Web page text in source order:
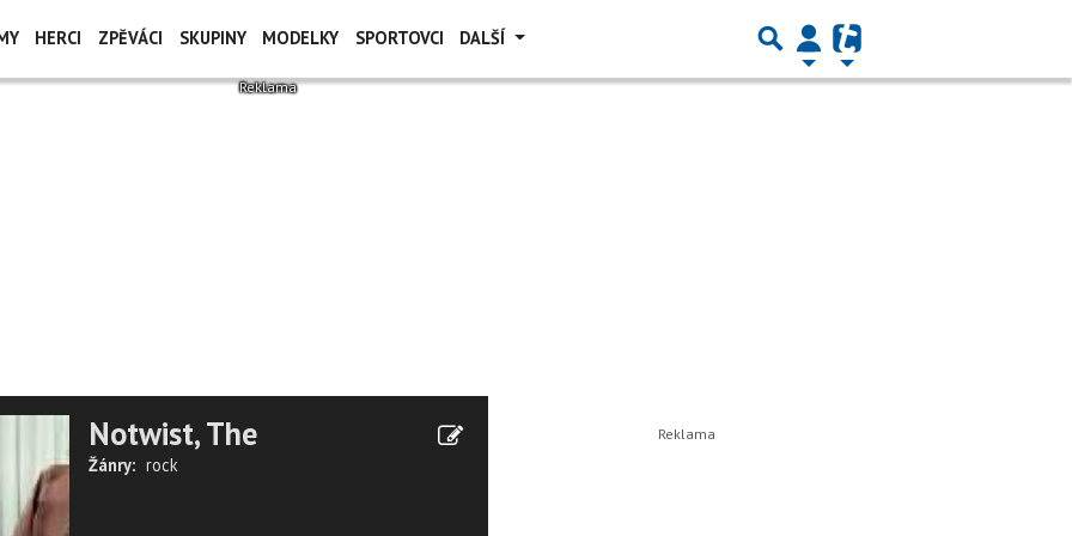
HERCI ZPĚVÁCI SKUPINY MODELKY SPORTOVCI DALŠÍ
Notwist, The
Žánry: rock